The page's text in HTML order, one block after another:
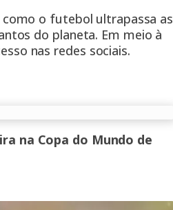
o futebol ultrapassa as
do planeta. Em meio à
nas redes sociais.
na Copa do Mundo de